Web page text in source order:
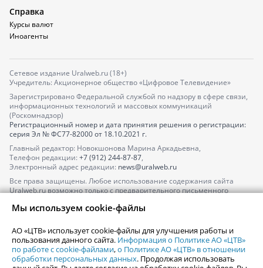
Справка
Курсы валют
Иноагенты
Сетевое издание Uralweb.ru (18+)
Учредитель: Акционерное общество «Цифровое Телевидение»
Зарегистрировано Федеральной службой по надзору в сфере связи,
информационных технологий и массовых коммуникаций
(Роскомнадзор)
Регистрационный номер и дата принятия решения о регистрации:
серия Эл № ФС77-82000от 18.10.2021 г.
Главный редактор: Новокшонова Марина Аркадьевна,
Телефон редакции: +7 (912) 244-87-87,
Электронный адрес редакции: news@uralweb.ru
Все права защищены. Любое использование содержания сайта
Uralweb.ru возможно только с предварительного письменного
По вопросам размещения рекламы обращайтесь по тел.
По вопросам размещения информации в разделе «Афиша»
afisha@uralweb.ru
Пользовательское соглашение на использование сайта
Мы используем cookie-файлы
АО «ЦТВ» использует cookie-файлы для улучшения работы и
пользования данного сайта. Информация о Политике АО «ЦТВ»
по работе с cookie-файлами,о Политике АО «ЦТВ» в отношении
обработки персональных данных. Продолжая использовать